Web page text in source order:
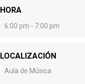
HORA
6:00 pm - 7:00 pm
LOCALIZACIÓN
Aula de Música